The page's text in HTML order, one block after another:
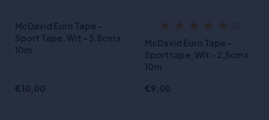
McDavid Euro Tape -
Sport Tape, Wit - 3.8cm x
10m
€10,00
McDavid Euro Tape -
Sporttape, Wit - 2,5cm x
10m
€9,00